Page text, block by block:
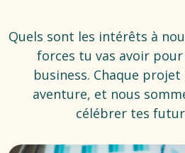
Quels sont les intérêts à
forces tu vas avoir
business. Chaque
aventure, et nous
célébrer tes